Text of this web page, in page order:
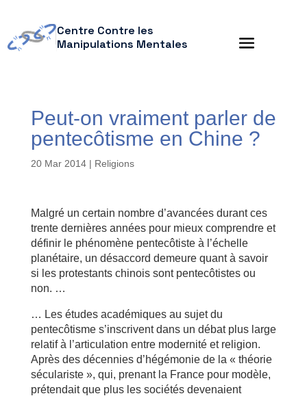
Centre Contre les
Manipulations Mentales
Peut-on vraiment parler de
pentecôtisme en Chine ?
20 Mar 2014| Religions
Malgré un certain nombre d’avancées durant ces
trente dernières années pour mieux comprendre et
définir le phénomène pentecôtiste à l’échelle
planétaire, un désaccord demeure quant à savoir
si les protestants chinois sont pentecôtistes ou
non. …
… Les études académiques au sujet du
pentecôtisme s’inscrivent dans un débat plus large
relatif à l’articulation entre modernité et religion.
Après des décennies d’hégémonie de la « théorie
séculariste », qui, prenant la France pour modèle,
prétendait que plus les sociétés devenaient